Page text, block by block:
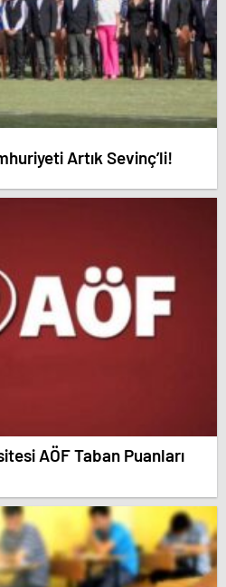
Artık Sevinç’li!
AÖF Taban Puanları